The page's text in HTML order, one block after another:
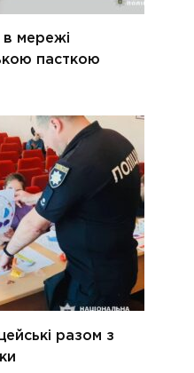
в мережі
пасткою
разом з